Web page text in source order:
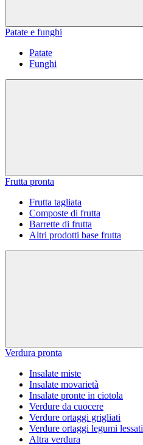
Patate e funghi
Patate
Funghi
Frutta pronta
Frutta tagliata
Composte di frutta
Barrette di frutta
Altri prodotti base frutta
Verdura pronta
Insalate miste
Insalate movarietà
Insalate pronte in ciotola
Verdure da cuocere
Verdure ortaggi grigliati
Verdure ortaggi legumi lessati
Altra verdura